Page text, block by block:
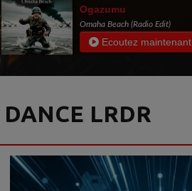
Ogazumu
Omaha Beach (Radio Edit)
Ecoutez maintenant
DANCE LRDR